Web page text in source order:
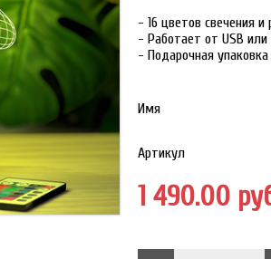
- 16 цветов свечения
- Работает от USB
- Подарочная упаковка
Имя
Артикул
1 490.00